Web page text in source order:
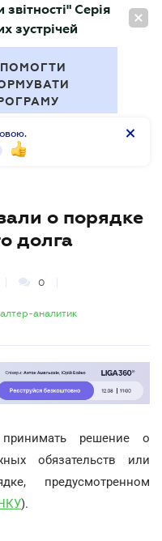
RU
Серія
зустрічей
о порядке
долга
0
аналитик
решение о
обязательств или
предусмотренном
).